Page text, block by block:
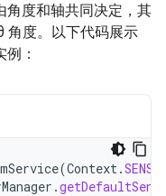
角度和轴共同决定，其
角度。以下代码展示
：
(Context .
.